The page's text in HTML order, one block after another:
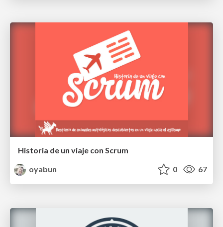
Historia de un viaje con Scrum
oyabun
0 67